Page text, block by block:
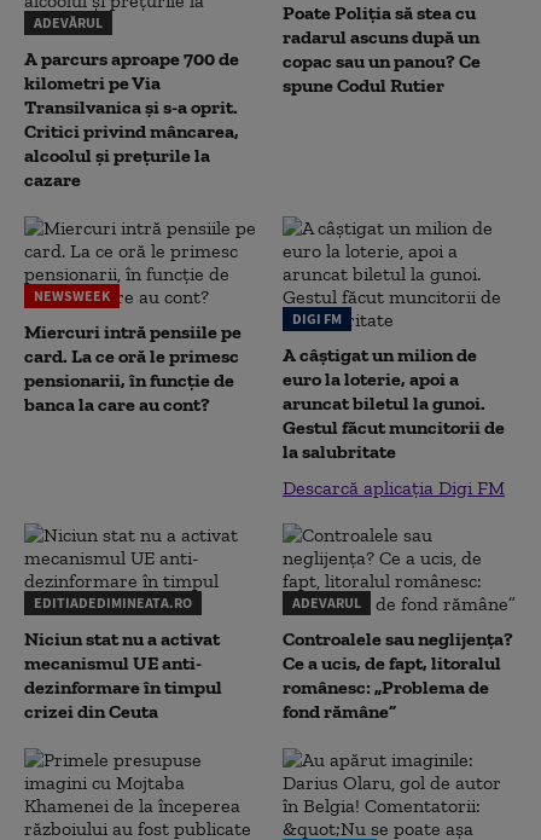
ADEVĂRUL
A parcurs aproape 700 de
kilometri pe Via
Transilvanica și s-a oprit.
Critici privind mâncarea,
alcoolul și prețurile la
cazare
Poate Poliția să stea cu
radarul ascuns după un
copac sau un panou? Ce
spune Codul Rutier
NEWSWEEK
Miercuri intră pensiile pe
card. La ce oră le primesc
pensionarii, în funcție de
banca la care au cont?
DIGI FM
A câștigat un milion de
euro la loterie, apoi a
aruncat biletul la gunoi.
Gestul făcut muncitorii de
la salubritate
Descarcă aplicația Digi FM
EDITIADEDIMINEATA.RO
Niciun stat nu a activat
mecanismul UE anti-
dezinformare în timpul
crizei din Ceuta
ADEVARUL
Controalele sau neglijența?
Ce a ucis, de fapt, litoralul
românesc: „Problema de
fond rămâne”